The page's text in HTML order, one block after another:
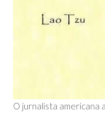
O jurnalista americana